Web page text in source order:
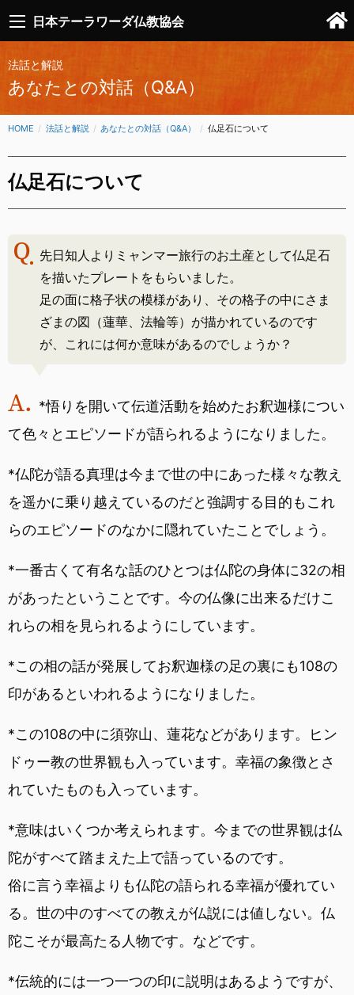
日本テーラワーダ仏教協会
法話と解説
あなたとの対話（Q&A）
HOME 法話と解説 あなたとの対話（Q&A） CURRENT:
仏足石について
仏足石について
先日知人よりミャンマー旅行のお土産として仏足石
を描いたプレートをもらいました。
足の面に格子状の模様があり、その格子の中にさま
ざまの図（蓮華、法輪等）が描かれているのです
が、これには何か意味があるのでしょうか？
*悟りを開いて伝道活動を始めたお釈迦様につい
て色々とエピソードが語られるようになりました。
*仏陀が語る真理は今まで世の中にあった様々な教え
を遥かに乗り越えているのだと強調する目的もこれ
らのエピソードのなかに隠れていたことでしょう。
*一番古くて有名な話のひとつは仏陀の身体に32の相
があったということです。今の仏像に出来るだけこ
れらの相を見られるようにしています。
*この相の話が発展してお釈迦様の足の裏にも108の
印があるといわれるようになりました。
*この108の中に須弥山、蓮花などがあります。ヒン
ドゥー教の世界観も入っています。幸福の象徴とさ
れていたものも入っています。
*意味はいくつか考えられます。今までの世界観は仏
陀がすべて踏まえた上で語っているのです。
俗に言う幸福よりも仏陀の語られる幸福が優れてい
る。世の中のすべての教えが仏説には値しない。仏
陀こそが最高たる人物です。などです。
*伝統的には一つ一つの印に説明はあるようですが、